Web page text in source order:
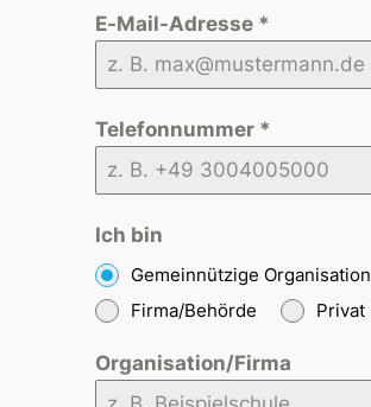
E-Mail-Adresse *
Telefonnummer *
Ich bin
Gemeinnützige Organisation
Firma/Behörde
Privat
Organisation/Firma